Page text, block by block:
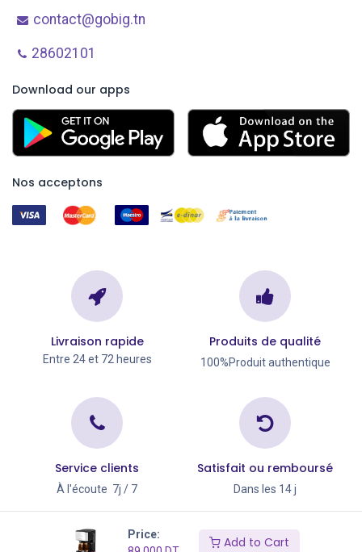
Price:
Add to Cart
contact@gobig.tn
28602101
Download our apps
Nos acceptons
Livraison rapide
Entre 24 et 72 heures
Produits de qualité
100%Produit authentique
Service clients
À l'écoute 7j / 7
Satisfait ou remboursé
Dans les 14 j
Copyright © Go Big 2026